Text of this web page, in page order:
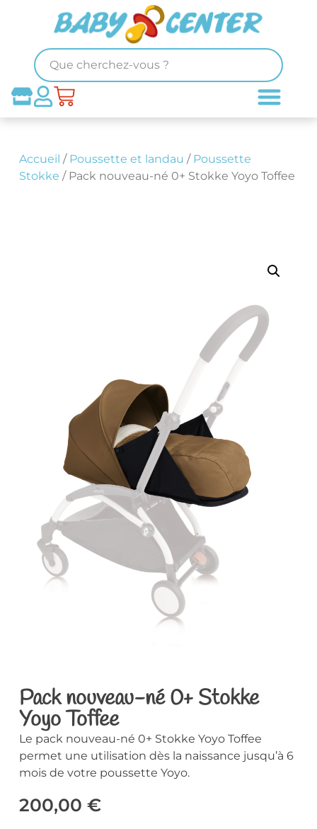
Accueil / Poussette et landau / Poussette
Stokke / Pack nouveau-né 0+ Stokke Yoyo Toffee
Pack nouveau-né 0+ Stokke
Yoyo Toffee
Le pack nouveau-né 0+ Stokke Yoyo Toffee
permet une utilisation dès la naissance jusqu’à 6
mois de votre poussette Yoyo.
200,00 €